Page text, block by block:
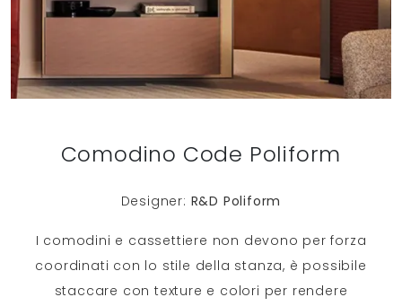
Comodino Code Poliform
Designer: R&D Poliform
I comodini e cassettiere non devono per forza
coordinati con lo stile della stanza, è possibile
staccare con texture e colori per rendere